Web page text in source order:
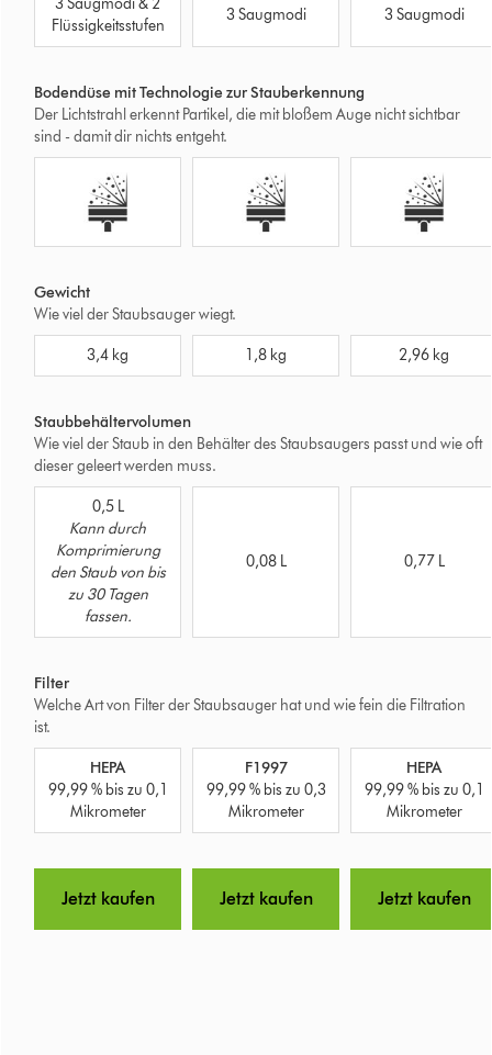
V16
Submarine™
3 Saugmodi & 2
Flüssigkeitsstufen
Dyson
PencilVac™
Fluffycones
3 Saugmodi
Dyson
Absolute
3 Saugmodi
Bodendüse mit Technologie zur Stauberkennung
Der Lichtstrahl erkennt Partikel, die mit bloßem Auge nicht sichtbar
sind - damit dir nichts entgeht.
Piston
Animal
PencilVac™
Fluffycones
Gen5detect
Absolute
Gewicht
Wie viel der Staubsauger wiegt.
Dyson
V16
Animal
Submarine™
3,4 kg
Dyson
PencilVac™
1,8 kg
Dyson
2,96 kg
Staubbehältervolumen
Wie viel der Staub in den Behälter des Staubsaugers passt und wie oft
dieser geleert werden muss.
Dyson
V16
Piston
Animal
Submarine™
0,5 L
Kann durch
Komprimierung
den Staub von bis
zu 30 Tagen
fassen.
Dyson
0,08 L
Dyson
0,77 L
Filter
Welche Art von Filter der Staubsauger hat und wie fein die Filtration
ist.
Dyson
V16
HEPA
99,99 % bis zu 0,1
Mikrometer
Dyson
PencilVac™
Fluffycones
F1997
99,99 % bis zu 0,3
Mikrometer
Dyson
Absolute
HEPA
99,99 % bis zu 0,1
Mikrometer
V16
Jetzt kaufen
PencilVac™
Jetzt kaufen Jetzt kaufen